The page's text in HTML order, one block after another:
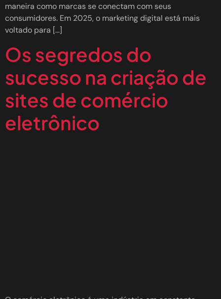
maneira como marcas se conectam com seus
consumidores. Em 2025, o marketing digital está mais
voltado para […]
Os segredos do
sucesso na criação de
sites de comércio
eletrônico